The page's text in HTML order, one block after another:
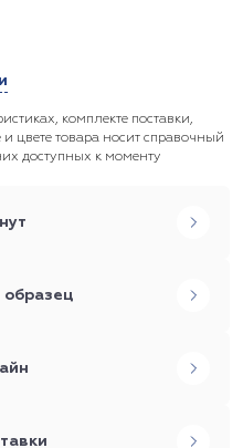
комплекте поставки,
цвете товара носит справочный
доступных к моменту
образец